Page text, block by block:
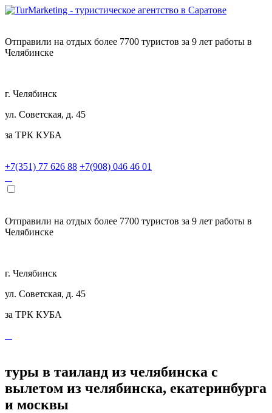
Отправили на отдых более 7700 туристов за 9 лет работы в
Челябинске
г. Челябинск
ул. Советская, д. 45
за ТРК КУБА
+7(351) 77 626 88 +7(908) 046 46 01
Отправили на отдых более 7700 туристов за 9 лет работы в
Челябинске
г. Челябинск
ул. Советская, д. 45
за ТРК КУБА
туры в таиланд из челябинска с
вылетом из челябинска, екатеринбурга
и москвы